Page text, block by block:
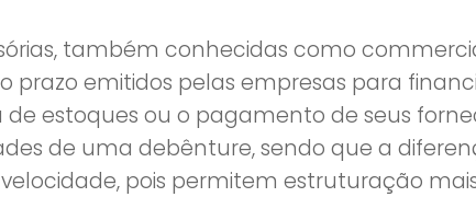
também conhecidas como
prazo emitidos pelas empresas para
estoques ou o pagamento de seus
de uma debênture, sendo que a
pois permitem estruturação